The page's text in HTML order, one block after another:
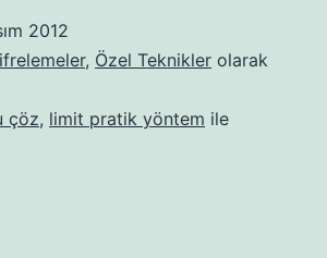
2012
, Özel Teknikler olarak
çöz, limit pratik yöntem ile